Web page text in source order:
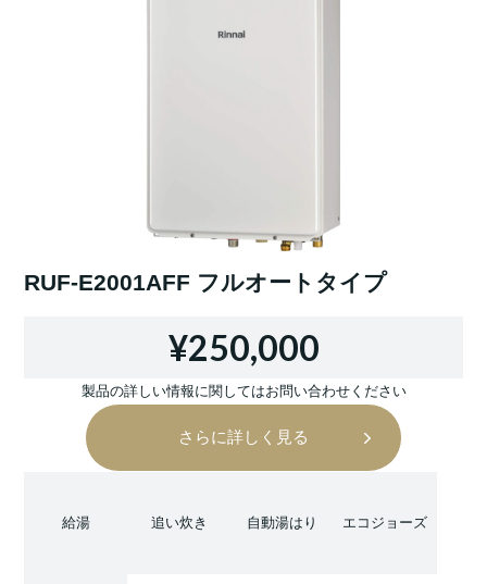
RUF-E2001AFF フルオートタイプ
¥250,000
製品の詳しい情報に関してはお問い合わせください
さらに詳しく見る
給湯 追い炊き 自動湯はり エコジョーズ